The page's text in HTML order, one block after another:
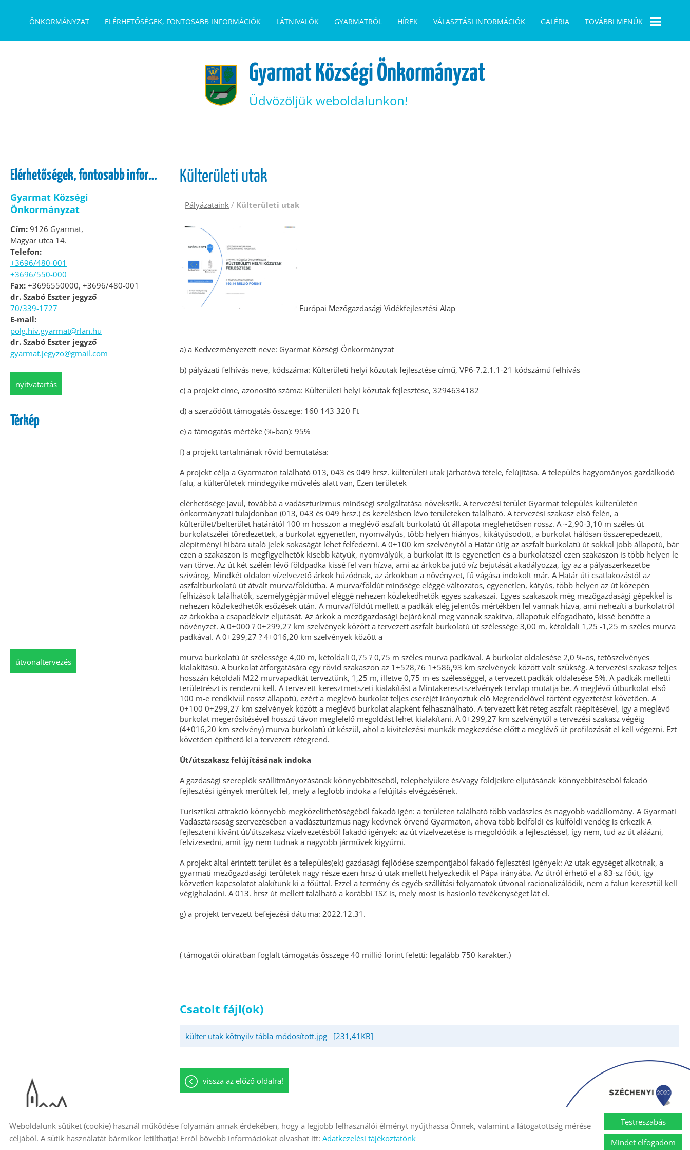
ÖNKORMÁNYZAT ELÉRHETŐSÉGEK, FONTOSABB INFORMÁCIÓK LÁTNIVALÓK GYARMATRÓL HÍREK VÁLASZTÁSI INFORMÁCIÓK GALÉRIA TOVÁBBI MENÜK
Gyarmat Községi Önkormányzat
Üdvözöljük weboldalunkon!
Elérhetőségek, fontosabb információk
Gyarmat Községi
Önkormányzat
Cím: 9126 Gyarmat,
Magyar utca 14.
Telefon:
+3696/480-001
+3696/550-000
Fax: +3696550000, +3696/480-001
dr. Szabó Eszter jegyző
70/339-1727
E-mail:
polg.hiv.gyarmat@rlan.hu
dr. Szabó Eszter jegyző
gyarmat.jegyzo@gmail.com
nyitvatartás
Térkép
útvonaltervezés
Külterületi utak
Pályázataink / Külterületi utak
Európai Mezőgazdasági Vidékfejlesztési Alap
a) a Kedvezményezett neve: Gyarmat Községi Önkormányzat
b) pályázati felhívás neve, kódszáma: Külterületi helyi közutak fejlesztése című, VP6-7.2.1.1-21 kódszámú felhívás
c) a projekt címe, azonosító száma: Külterületi helyi közutak fejlesztése, 3294634182
d) a szerződött támogatás összege: 160 143 320 Ft
e) a támogatás mértéke (%-ban): 95%
f) a projekt tartalmának rövid bemutatása:
A projekt célja a Gyarmaton található 013, 043 és 049 hrsz. külterületi utak járhatóvá tétele, felújítása. A település hagyományos gazdálkodó
falu, a külterületek mindegyike művelés alatt van, Ezen területek
elérhetősége javul, továbbá a vadászturizmus minőségi szolgáltatása növekszik. A tervezési terület Gyarmat település külterületén
önkormányzati tulajdonban (013, 043 és 049 hrsz.) és kezelésben lévo területeken található. A tervezési szakasz első felén, a
külterület/belterület határától 100 m hosszon a meglévő aszfalt burkolatú út állapota meglehetősen rossz. A ~2,90-3,10 m széles út
burkolatszélei töredezettek, a burkolat egyenetlen, nyomvályús, több helyen hiányos, kikátyúsodott, a burkolat hálósan összerepedezett,
alépítményi hibára utaló jelek sokaságát lehet felfedezni. A 0+100 km szelvénytől a Határ útig az aszfalt burkolatú út sokkal jobb állapotú, bár
ezen a szakaszon is megfigyelhetők kisebb kátyúk, nyomvályúk, a burkolat itt is egyenetlen és a burkolatszél ezen szakaszon is több helyen le
van törve. Az út két szélén lévő földpadka kissé fel van hízva, ami az árkokba jutó víz bejutását akadályozza, így az a pályaszerkezetbe
szivárog. Mindkét oldalon vízelvezető árkok húzódnak, az árkokban a növényzet, fű vágása indokolt már. A Határ úti csatlakozástól az
aszfaltburkolatú út átvált murva/földútba. A murva/földút minősége eléggé változatos, egyenetlen, kátyús, több helyen az út közepén
felhízások találhatók, személygépjárművel eléggé nehezen közlekedhetők egyes szakaszai. Egyes szakaszok még mezőgazdasági gépekkel is
nehezen közlekedhetők esőzések után. A murva/földút mellett a padkák elég jelentős mértékben fel vannak hízva, ami nehezíti a burkolatról
az árkokba a csapadékvíz eljutását. Az árkok a mezőgazdasági bejáróknál meg vannak szakítva, állapotuk elfogadható, kissé benőtte a
növényzet. A 0+000 ? 0+299,27 km szelvények között a tervezett aszfalt burkolatú út szélessége 3,00 m, kétoldali 1,25 -1,25 m széles murva
padkával. A 0+299,27 ? 4+016,20 km szelvények között a
murva burkolatú út szélessége 4,00 m, kétoldali 0,75 ? 0,75 m széles murva padkával. A burkolat oldalesése 2,0 %-os, tetőszelvényes
kialakítású. A burkolat átforgatására egy rövid szakaszon az 1+528,76 1+586,93 km szelvények között volt szükség. A tervezési szakasz teljes
hosszán kétoldali M22 murvapadkát terveztünk, 1,25 m, illetve 0,75 m-es szélességgel, a tervezett padkák oldalesése 5%. A padkák melletti
területrészt is rendezni kell. A tervezett keresztmetszeti kialakítást a Mintakeresztszelvények tervlap mutatja be. A meglévő útburkolat első
100 m-e rendkívül rossz állapotú, ezért a meglévő burkolat teljes cseréjét irányoztuk elő Megrendelővel történt egyeztetést követően. A
0+100 0+299,27 km szelvények között a meglévő burkolat alapként felhasználható. A tervezett két réteg aszfalt ráépítésével, így a meglévő
burkolat megerősítésével hosszú távon megfelelő megoldást lehet kialakítani. A 0+299,27 km szelvénytől a tervezési szakasz végéig
(4+016,20 km szelvény) murva burkolatú út készül, ahol a kivitelezési munkák megkezdése előtt a meglévő út profilozását el kell végezni. Ezt
követően építhető ki a tervezett rétegrend.
Út/útszakasz felújításának indoka
A gazdasági szereplők szállítmányozásának könnyebbítéséből, telephelyükre és/vagy földjeikre eljutásának könnyebbítéséből fakadó
fejlesztési igények merültek fel, mely a legfobb indoka a felújítás elvégzésének.
Turisztikai attrakció könnyebb megközelíthetőségéből fakadó igén: a területen található több vadászles és nagyobb vadállomány. A Gyarmati
Vadásztársaság szervezésében a vadászturizmus nagy kedvnek örvend Gyarmaton, ahova több belföldi és külföldi vendég is érkezik A
fejleszteni kívánt út/útszakasz vízelvezetésből fakadó igények: az út vízelvezetése is megoldódik a fejlesztéssel, így nem, tud az út aláázni,
felvizesedni, amit így nem tudnak a nagyobb járművek kigyúrni.
A projekt által érintett terület és a település(ek) gazdasági fejlődése szempontjából fakadó fejlesztési igények: Az utak egységet alkotnak, a
gyarmati mezőgazdasági területek nagy része ezen hrsz-ú utak mellett helyezkedik el Pápa irányába. Az útról érhető el a 83-sz főút, így
közvetlen kapcsolatot alakítunk ki a főúttal. Ezzel a termény és egyéb szállítási folyamatok útvonal racionalizálódik, nem a falun keresztül kell
végighaladni. A 013. hrsz út mellett található a korábbi TSZ is, mely most is hasionló tevékenységet lát el.
g) a projekt tervezett befejezési dátuma: 2022.12.31.
( támogatói okiratban foglalt támogatás összege 40 millió forint feletti: legalább 750 karakter.)
Csatolt fájl(ok)
külter utak kötnyilv tábla módosított.jpg [231,41KB]
vissza az előző oldalra!
© 2026 - Minden jog fenntartva Oldal információk Adatkezelési tájékoztató Impresszum Sütik kezelése
Akadálymentesítési nyilatkozat
Mindet elfogadom
Testreszabás
Weboldalunk sütiket (cookie) használ működése folyamán annak érdekében, hogy a legjobb felhasználói élményt nyújthassa Önnek, valamint a látogatottság mérése
céljából. A sütik használatát bármikor letilthatja! Erről bővebb információkat olvashat itt: Adatkezelési tájékoztatónk